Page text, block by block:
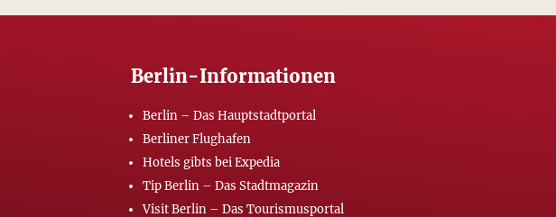
Berlin-Informationen
Berlin – Das Hauptstadtportal
Berliner Flughafen
Hotels gibts bei Expedia
Tip Berlin – Das Stadtmagazin
Visit Berlin – Das Tourismusportal